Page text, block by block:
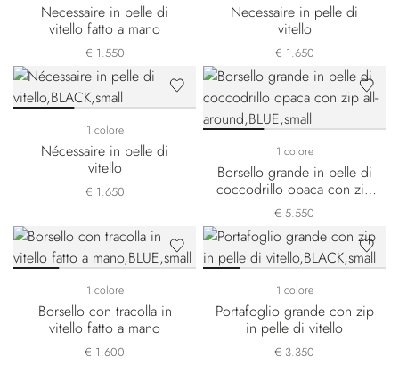
Necessaire in pelle di
vitello fatto a mano
€ 1.550
Necessaire in pelle di
vitello
€ 1.650
1 colore
Nécessaire in pelle di
vitello
€ 1.650
1 colore
Borsello grande in pelle di
coccodrillo opaca con zip
all-around
€ 5.550
1 colore
Borsello con tracolla in
vitello fatto a mano
€ 1.600
1 colore
Portafoglio grande con zip
in pelle di vitello
€ 3.350